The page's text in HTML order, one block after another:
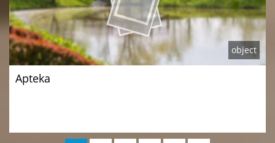
object
Apteka